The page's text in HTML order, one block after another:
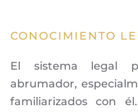
CONOCIMIENTO
El sistema legal
abrumador,
familiarizados con